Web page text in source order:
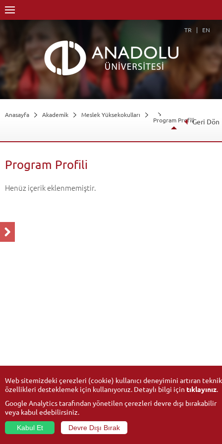
TR EN
Anasayfa Akademik Meslek Yüksekokulları
Program ProfiliGeri Dön
Program Profili
Henüz içerik eklenmemiştir.
Web sitemizdeki çerezleri (cookie) kullanıcı deneyimini artıran teknik
özellikleri desteklemek için kullanıyoruz. Detaylı bilgi için tıklayınız.
Google Analytics tarafından yönetilen çerezleri devre dışı bırakabilir
veya kabul edebilirsiniz.
Kabul Et
Devre Dışı Bırak
© 2026Anadolu Üniversitesi- Tüm hakları saklıdır.